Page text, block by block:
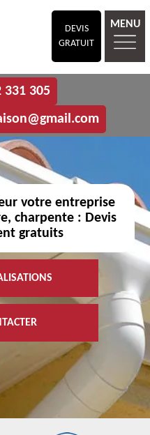
DEVIS
GRATUIT
MENU
331 305
votre entreprise
charpente : Devis
gratuits